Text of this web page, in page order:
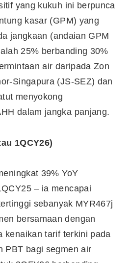
yang kukuh ini berpunca
kasar (GPM) yang
jangkaan (andaian GPM
25% berbanding 30%
air daripada Zon
Singapura (JS-SEZ) dan
menyokong
dalam jangka panjang.
1QCY26)
39% YoY
– ia mencapai
sebanyak MYR467j
bersamaan dengan
kenaikan tarif terkini pada
PBT bagi segmen air